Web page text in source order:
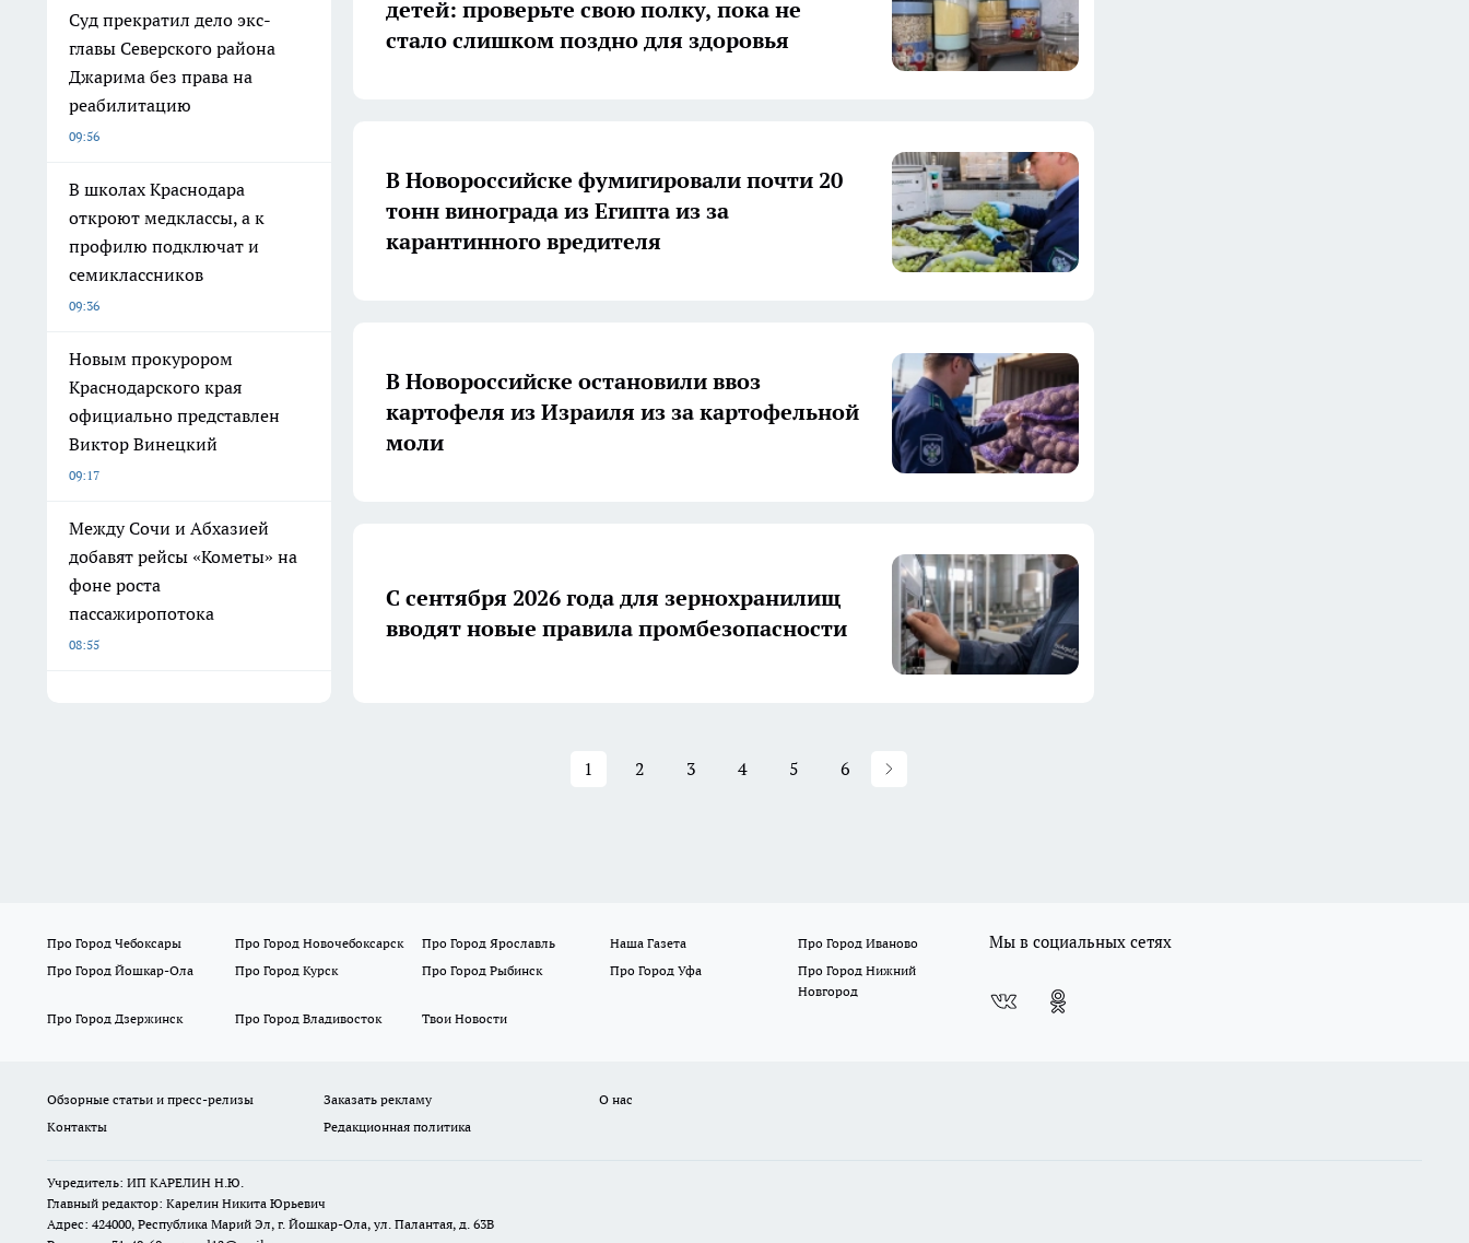
Суд прекратил дело экс-
главы Северского района
Джарима без права на
реабилитацию
09:56
В школах Краснодара
откроют медклассы, а к
профилю подключат и
семиклассников
09:36
Новым прокурором
Краснодарского края
официально представлен
Виктор Винецкий
09:17
Между Сочи и Абхазией
добавят рейсы «Кометы» на
фоне роста
пассажиропотока
08:55
детей: проверьте свою полку, пока не
стало слишком поздно для здоровья
В Новороссийске фумигировали почти 20
тонн винограда из Египта из за
карантинного вредителя
В Новороссийске остановили ввоз
картофеля из Израиля из за картофельной
моли
С сентября 2026 года для зернохранилищ
вводят новые правила промбезопасности
1 2 3 4 5 6
Про Город Чебоксары Про Город Новочебоксарск Про Город Ярославль Наша Газета
Про Город Иваново
Про Город Йошкар-Ола
Про Город Курск Про Город Рыбинск Про Город Уфа
Про Город Нижний
Новгород
Про Город Дзержинск
Про Город Владивосток Твои Новости
Мы в социальных сетях
Обзорные статьи и пресс-релизы Заказать рекламу
О нас
Контакты
Редакционная политика
Учредитель: ИП КАРЕЛИН Н.Ю.
Главный редактор: Карелин Никита Юрьевич
Адрес: 424000, Республика Марий Эл, г. Йошкар-Ола, ул. Палантая, д. 63В